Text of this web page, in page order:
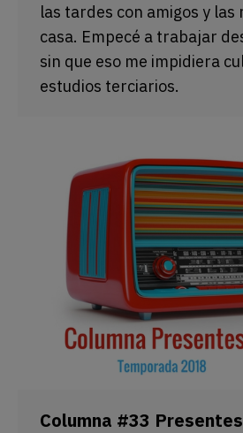
las tardes con amigos y las
casa. Empecé a trabajar
sin que eso me impidiera
estudios terciarios.
Columna #33